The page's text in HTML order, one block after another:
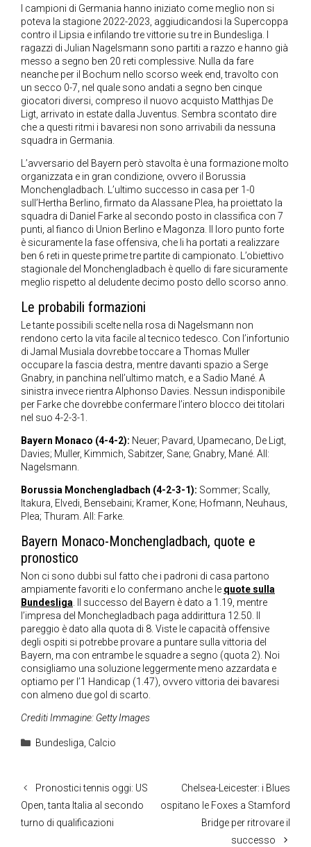
I campioni di Germania hanno iniziato come meglio non si
poteva la stagione 2022-2023, aggiudicandosi la Supercoppa
contro il Lipsia e infilando tre vittorie su tre in Bundesliga. I
ragazzi di Julian Nagelsmann sono partiti a razzo e hanno già
messo a segno ben 20 reti complessive. Nulla da fare
neanche per il Bochum nello scorso week end, travolto con
un secco 0-7, nel quale sono andati a segno ben cinque
giocatori diversi, compreso il nuovo acquisto Matthjas De
Ligt, arrivato in estate dalla Juventus. Sembra scontato dire
che a questi ritmi i bavaresi non sono arrivabili da nessuna
squadra in Germania.
L’avversario del Bayern però stavolta è una formazione molto
organizzata e in gran condizione, ovvero il Borussia
Monchengladbach. L’ultimo successo in casa per 1-0
sull’Hertha Berlino, firmato da Alassane Plea, ha proiettato la
squadra di Daniel Farke al secondo posto in classifica con 7
punti, al fianco di Union Berlino e Magonza. Il loro punto forte
è sicuramente la fase offensiva, che li ha portati a realizzare
ben 6 reti in queste prime tre partite di campionato. L’obiettivo
stagionale del Monchengladbach è quello di fare sicuramente
meglio rispetto al deludente decimo posto dello scorso anno.
Le probabili formazioni
Le tante possibili scelte nella rosa di Nagelsmann non
rendono certo la vita facile al tecnico tedesco. Con l’infortunio
di Jamal Musiala dovrebbe toccare a Thomas Muller
occupare la fascia destra, mentre davanti spazio a Serge
Gnabry, in panchina nell’ultimo match, e a Sadio Mané. A
sinistra invece rientra Alphonso Davies. Nessun indisponibile
per Farke che dovrebbe confermare l’intero blocco dei titolari
nel suo 4-2-3-1.
Bayern Monaco (4-4-2): Neuer; Pavard, Upamecano, De Ligt,
Davies; Muller, Kimmich, Sabitzer, Sane; Gnabry, Mané. All:
Nagelsmann.
Borussia Monchengladbach (4-2-3-1): Sommer; Scally,
Itakura, Elvedi, Bensebaini; Kramer, Kone; Hofmann, Neuhaus,
Plea; Thuram. All: Farke.
Bayern Monaco-Monchengladbach, quote e
pronostico
Non ci sono dubbi sul fatto che i padroni di casa partono
ampiamente favoriti e lo confermano anche le quote sulla
Bundesliga. Il successo del Bayern è dato a 1.19, mentre
l’impresa del Monchegladbach paga addirittura 12.50. Il
pareggio è dato alla quota di 8. Viste le capacità offensive
degli ospiti si potrebbe provare a puntare sulla vittoria del
Bayern, ma con entrambe le squadre a segno (quota 2). Noi
consigliamo una soluzione leggermente meno azzardata e
optiamo per l’1 Handicap (1.47), ovvero vittoria dei bavaresi
con almeno due gol di scarto.
Crediti Immagine: Getty Images
Categorie
Bundesliga, Calcio
Pronostici tennis oggi: US
Open, tanta Italia al secondo
turno di qualificazioni
Chelsea-Leicester: i Blues
ospitano le Foxes a Stamford
Bridge per ritrovare il
successo